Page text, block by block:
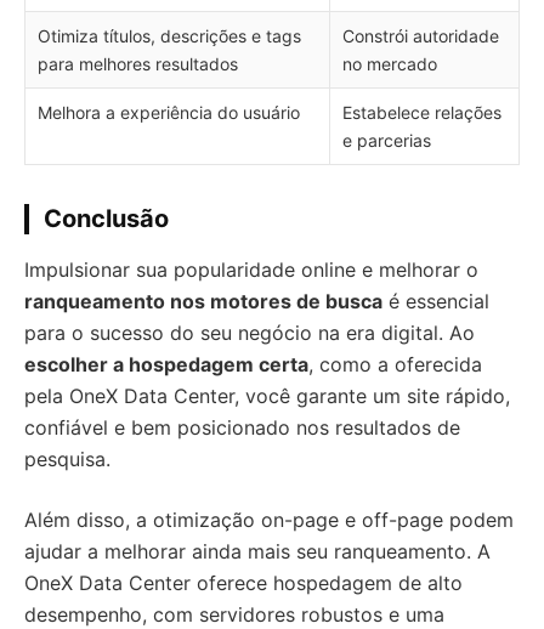
Otimiza títulos, descrições e tags
para melhores resultados
Constrói autoridade
no mercado
Melhora a experiência do usuário
Estabelece relações
e parcerias
Conclusão
Impulsionar sua popularidade online e melhorar o
ranqueamento nos motores de busca é essencial
para o sucesso do seu negócio na era digital. Ao
escolher a hospedagem certa, como a oferecida
pela OneX Data Center, você garante um site rápido,
confiável e bem posicionado nos resultados de
pesquisa.
Além disso, a otimização on-page e off-page podem
ajudar a melhorar ainda mais seu ranqueamento. A
OneX Data Center oferece hospedagem de alto
desempenho, com servidores robustos e uma